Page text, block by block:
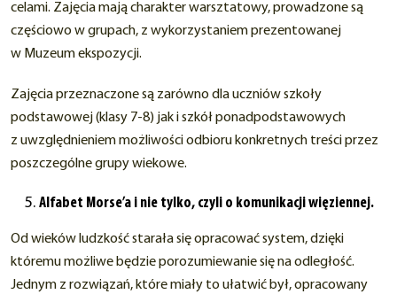
celami. Zajęcia mają charakter warsztatowy, prowadzone są
częściowo w grupach, z wykorzystaniem prezentowanej
w Muzeum ekspozycji.
Zajęcia przeznaczone są zarówno dla uczniów szkoły
podstawowej (klasy 7-8) jak i szkół ponadpodstawowych
z uwzględnieniem możliwości odbioru konkretnych treści przez
poszczególne grupy wiekowe.
Alfabet Morse’a i nie tylko, czyli o komunikacji więziennej.
Od wieków ludzkość starała się opracować system, dzięki
któremu możliwe będzie porozumiewanie się na odległość.
Jednym z rozwiązań, które miały to ułatwić był, opracowany